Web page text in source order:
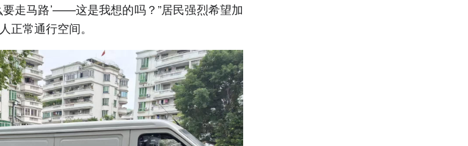
要走马路’——这是我想的吗？”居民强烈希望加
正常通行空间。